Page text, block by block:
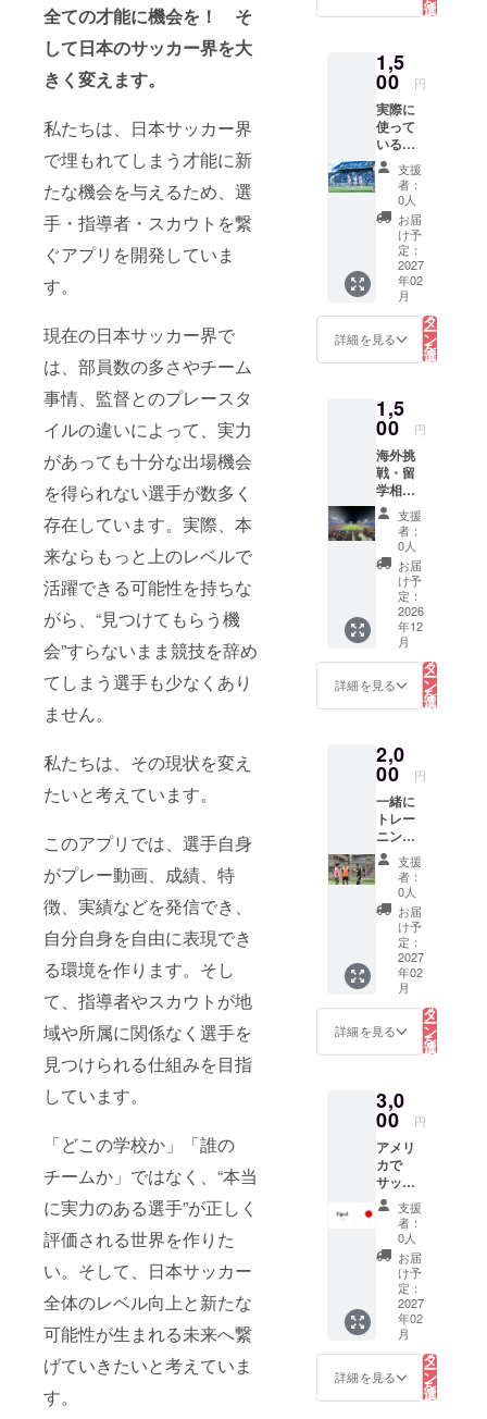
全ての才能に機会を！ そ
して日本のサッカー界を大
きく変えます。
私たちは、日本サッカー界
で埋もれてしまう才能に新
たな機会を与えるため、選
手・指導者・スカウトを繋
ぐアプリを開発していま
す。
現在の日本サッカー界で
は、部員数の多さやチーム
事情、監督とのプレースタ
イルの違いによって、実力
があっても十分な出場機会
を得られない選手が数多く
存在しています。実際、本
来ならもっと上のレベルで
活躍できる可能性を持ちな
がら、“見つけてもらう機
会”すらないまま競技を辞め
てしまう選手も少なくあり
ません。
私たちは、その現状を変え
たいと考えています。
このアプリでは、選手自身
がプレー動画、成績、特
徴、実績などを発信でき、
自分自身を自由に表現でき
る環境を作ります。そし
て、指導者やスカウトが地
域や所属に関係なく選手を
見つけられる仕組みを目指
しています。
「どこの学校か」「誰の
チームか」ではなく、“本当
に実力のある選手”が正しく
評価される世界を作りた
い。そして、日本サッカー
全体のレベル向上と新たな
可能性が生まれる未来へ繋
げていきたいと考えていま
す。
高校卒業後
に単身でア
メリカへ渡
り、言語や
文化の違い
に苦労しな
がらもサッ
カーを続け
た。海外挑
戦を通し
て、多くの
学びと成長
の機会を得
きました。
アメリカで
の主な実績
は以下の通
りです。
NJCAA全米
大会ベスト4
NJCAA全米
大会優勝
Annapolis
Blues FC 入
2026年秋：
College of
Charleston
入学予定
現在はサッ
カー選手と
してのキャ
リアを追求
しながら、
海外挑戦や
す学生・ア
スリートに
向けたサ
ポート活動
にも取り組
んでいま
選
択
1,5
00 円
実際に
使って
いるト
レーニ
ングメ
ニュー
公開
PDFで
送付
YouTub
e限定
ページ
で公開
日時：
2027年
2月頃予
所：東
京都内
または
オンラ
イン 交
通費：
自己負
担 詳細
はメー
ル連絡
支援
者：
0人
お届
け予
定：
2027
年02
月
詳細を見る
リ
タ
ー
ン
を
選
択
1,5
00 円
海外挑
戦・留
学相談
会 海外
でス
ポー
ツ、勉
強、仕
事など
に挑戦
したい
方に向
けた個
別相談
会で
す。 実
外へ挑
戦した
経験を
もと
に、 留
学まで
の流れ
学校や
チーム
の探し
方 英語
力につ
いて 費
用や奨
学金に
ついて
ビザや
リアル
現地で
の苦労
や乗り
越え方
将来の
キャリ
アの考
え方 な
どをお
話しし
ます。
「海外
に行き
たいけ
ど何か
ら始め
支援
者：
0人
お届
け予
定：
2026
年12
月
詳細を見る
リ
タ
ー
ン
を
選
択
2,0
00 円
一緒に
トレー
ニング
参加権
日時：
2027年
2月頃予
定 場
所：東
京都内
または
オンラ
イン 交
通費：
自己負
担 詳細
ル連絡
支援
者：
0人
お届
け予
定：
2027
年02
月
詳細を見る
リ
タ
ー
ン
を
選
択
3,0
00 円
アメリ
カで
サッ
カー留
学中の
数名の
現役選
手と話
せる
（60
分） ・
留学生
活につ
いて質
問可能
・サッ
支援
者：
0人
お届
け予
定：
2027
年02
月
詳細を見る
リ
タ
ー
ン
を
選
択